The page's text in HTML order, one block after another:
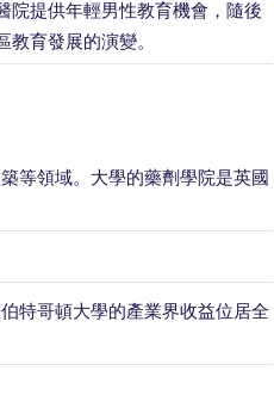
院提供年輕男性教育機會，隨後
育發展的演變。
等領域。大學的藥劑學院是英國
特哥頓大學的產業界收益位居全